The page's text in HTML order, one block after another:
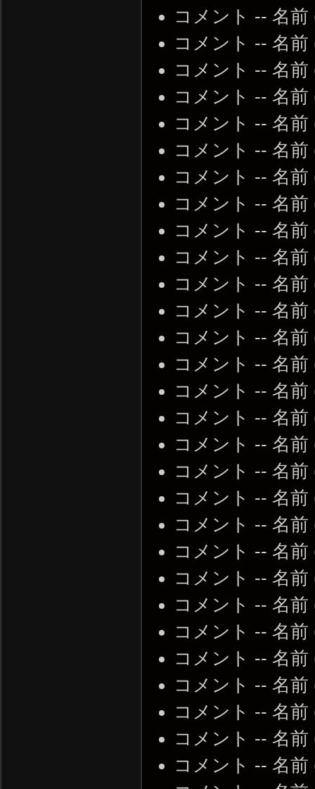
コメント -- 名前
コメント -- 名前
コメント -- 名前
コメント -- 名前
コメント -- 名前
コメント -- 名前
コメント -- 名前
コメント -- 名前
コメント -- 名前
コメント -- 名前
コメント -- 名前
コメント -- 名前
コメント -- 名前
コメント -- 名前
コメント -- 名前
コメント -- 名前
コメント -- 名前
コメント -- 名前
コメント -- 名前
コメント -- 名前
コメント -- 名前
コメント -- 名前
コメント -- 名前
コメント -- 名前
コメント -- 名前
コメント -- 名前
コメント -- 名前
コメント -- 名前
コメント -- 名前